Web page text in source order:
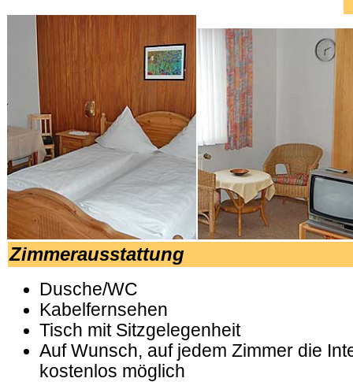
Zimmerausstattung
Dusche/WC
Kabelfernsehen
Tisch mit Sitzgelegenheit
Auf Wunsch, auf jedem Zimmer die
kostenlos möglich